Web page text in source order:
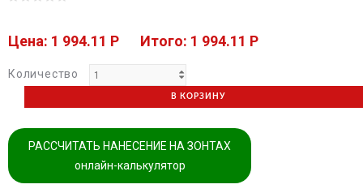
Цена: 1 994.11 P Итого: 1 994.11 P
Количество
В КОРЗИНУ
РАССЧИТАТЬ НАНЕСЕНИЕ НА ЗОНТАХ
онлайн-калькулятор